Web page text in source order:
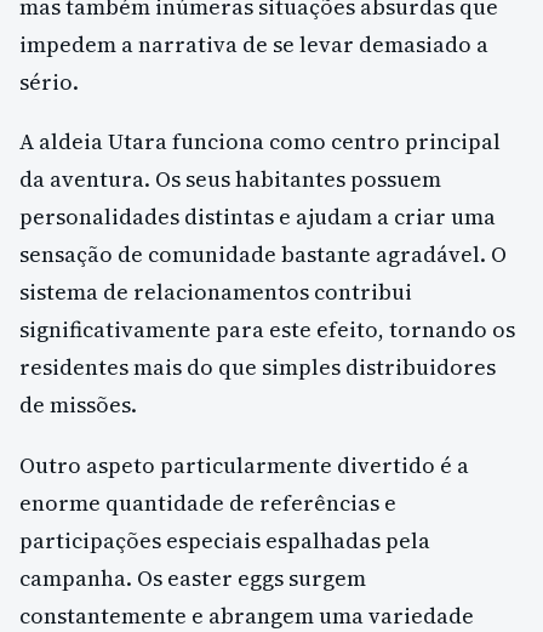
mas também inúmeras situações absurdas que
impedem a narrativa de se levar demasiado a
sério.
A aldeia Utara funciona como centro principal
da aventura. Os seus habitantes possuem
personalidades distintas e ajudam a criar uma
sensação de comunidade bastante agradável. O
sistema de relacionamentos contribui
significativamente para este efeito, tornando os
residentes mais do que simples distribuidores
de missões.
Outro aspeto particularmente divertido é a
enorme quantidade de referências e
participações especiais espalhadas pela
campanha. Os easter eggs surgem
constantemente e abrangem uma variedade